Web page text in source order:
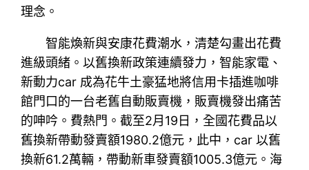
理念。
智能煥新與安康花費潮水，清楚勾畫出花費
進級頭緒。以舊換新政策連續發力，智能家電、
新動力car 成為花牛土豪猛地將信用卡插進咖啡
館門口的一台老舊自動販賣機，販賣機發出痛苦
的呻吟。費熱門。截至2月19日，全國花費品以
舊換新帶動發賣額1980.2億元，此中，car 以舊
換新61.2萬輛，帶動新車發賣額1005.3億元。海